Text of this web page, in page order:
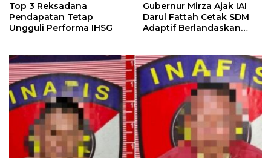
Top 3 Reksadana
Pendapatan Tetap
Ungguli Performa IHSG
Gubernur Mirza Ajak IAI
Darul Fattah Cetak SDM
Adaptif Berlandaskan